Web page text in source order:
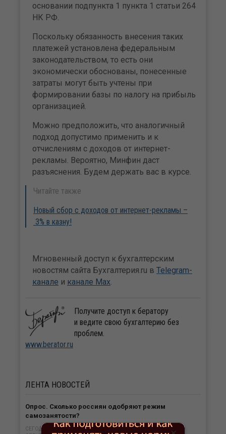
основании подпункта 1 пункта 1 статьи 264
НК РФ.
Поскольку обязанность внесения таких
платежей установлена федеральным
законодательством, то есть они
экономически обоснованы, понесенные
затраты могут быть учтены при
формировании базы по налогу на прибыль
организацией.
Можно предположить, что аналогичный
подход допустимо применить и к
отчислениям с доходов от интернет-
рекламы. Вероятно, Минфин даст
разъяснения. Будем держать вас в курсе.
Читайте также
Новый сбор с доходов от интернет-рекламы –
3% в казну!
Мгновенный доступ к бухгалтерским
новостям сайта Бухгалтерия.ru в Telegram-
канале и канале Max.
Получите доступ к бератору
и ведите свою бухгалтерию без
проблем.
www.berator.ru
ЛЕНТА НОВОСТЕЙ
Опрос. Сколько россиян одобряют режим
самозанятости?
СЕГОДНЯ В 16:56